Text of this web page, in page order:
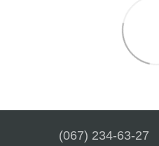
(067) 234-63-27